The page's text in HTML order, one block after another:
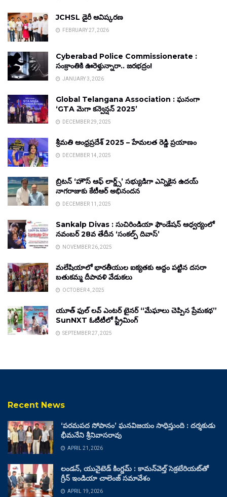
JCHSL డైరీ ఆవిష్కరణ
FEBRUARY 27, 2026
Cyberabad Police Commissionerate :
సంక్రాంతికి ఊరెళ్తున్నారా.. జరభద్రం!
JANUARY 3, 2026
Global Telangana Association : ఘనంగా
‘GTA మెగా కన్వెన్షన్ 2025’
DECEMBER 29, 2025
శ్రీమతి ఆంధ్రప్రదేశ్ 2025 – హేమలత రెడ్డి ప్రయాణం
DECEMBER 14, 2025
బ్రిటన్ ‘హౌస్ ఆఫ్ లార్డ్స్’ సభ్యుడిగా ఎన్నికైన ఉదయ్
నాగరాజుకు కేటీఆర్ అభినందన
DECEMBER 11, 2025
Sankalp Divas : సుచిరిండియా ఫౌండేషన్ ఆధ్వర్యంలో
నవంబర్ 28వ తేదీన ‘సంకల్ప్ దివాస్’
NOVEMBER 26, 2025
మలేషియాలో భారతీయుల ఐక్యతకు అద్దం పట్టిన దసరా
బతుకమ్మ దీపావళి వేడుకలు
OCTOBER 4, 2025
యూత్ ఫుల్ లవ్ ఎంటర్ టైనర్ “మేఘాలు చెప్పిన ప్రేమకథ”
SunNXT ఓటీటీలో స్ట్రీమింగ్
SEPTEMBER 27, 2025
Recent News
‘పరమపద సోపానం’ ఘనవిజయం సాధిస్తుంది : దర్శకుడు
భీమనేని శ్రీనివాసరావు
APRIL 21, 2026
లండన్, యునైటెడ్ కింగ్డమ్ : కామన్‌వెల్త్ సెక్రటేరియట్‌తో
గ్రీన్ ఇండియా చాలెంజ్ సమావేశం
APRIL 19, 2026